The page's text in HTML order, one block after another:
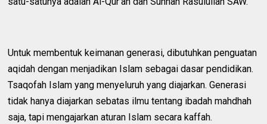
Untuk membentuk keimanan generasi, dibutuhkan penguatan
aqidah dengan menjadikan Islam sebagai dasar pendidikan.
Tsaqofah Islam yang menyeluruh yang diajarkan. Generasi
tidak hanya diajarkan sebatas ilmu tentang ibadah mahdhah
saja, tapi mengajarkan aturan Islam secara kaffah.